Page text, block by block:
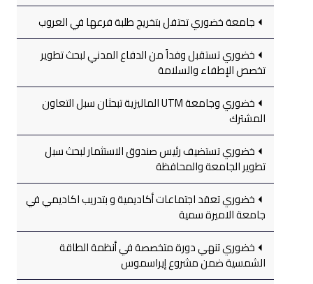
جامعة خضوري تحتفل بتخريج طلبة فرعها في العروب
خضوري تستقبل وفداً من الدفاع المدني لبحث تطوير
تخصص الإطفاء والسلامة
خضوري وجامعة UTM الماليزية تبحثان سبل التعاون
المشترك
خضوري تستضيف رئيس صندوق الاستثمار لبحث سبل
تطوير الجامعة والمحافظة
خضوري تعقد اجتماعات أكاديمية و بتدريب اكاديمي في
جامعة الاميرة سمية
خضوري تنهي دورة متخصصة في أنظمة الطاقة
الشمسية ضمن مشروع إيراسموس